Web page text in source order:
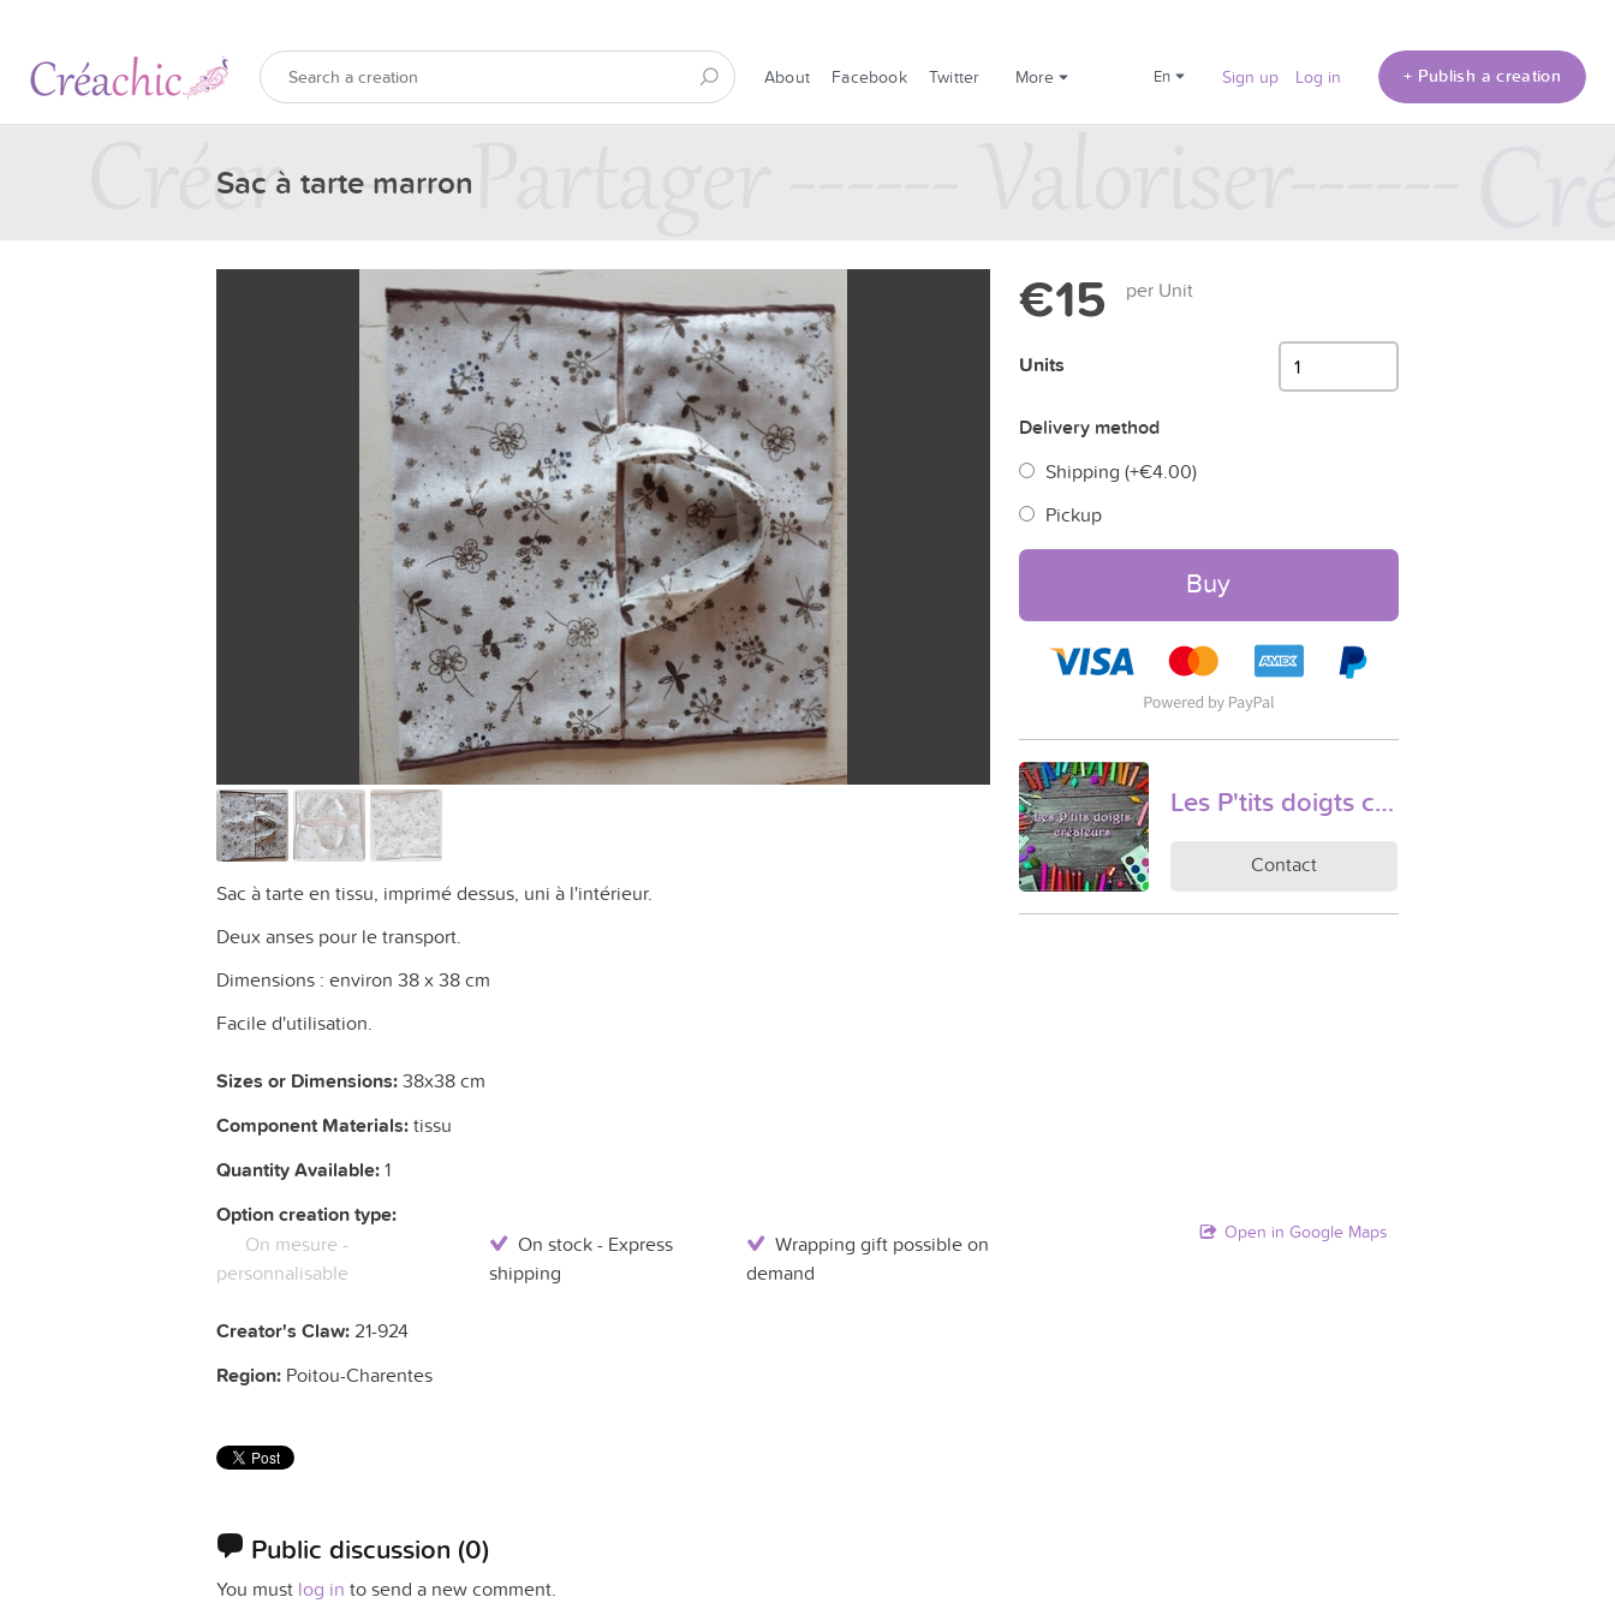
About Facebook Twitter More en Sign up Log in + Publish a creation
Sac à tarte marron
Sac à tarte en tissu, imprimé dessus, uni à l'intérieur.
Deux anses pour le transport.
Dimensions : environ 38 x 38 cm
Facile d'utilisation.
Sizes or Dimensions:38x38 cm
Component Materials:tissu
Quantity Available:1
Option creation type:
On mesure -
personnalisable
On stock - Express
shipping
Wrapping gift possible on
demand
Creator's Claw:21-924
Region: Poitou-Charentes
Public discussion (0)
You must log in to send a new comment.
€15 per Unit
Units
Delivery method
Shipping (+€4.00)
Pickup
Buy
Les P'tits doigts créateurs
Contact
Open in Google Maps